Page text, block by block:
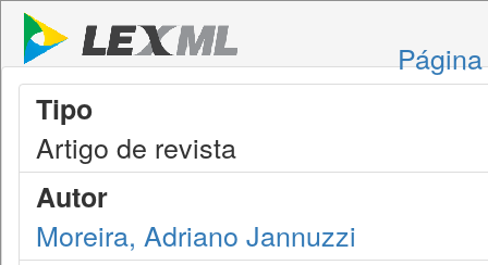
Tipo
Artigo de revista
Autor
Moreira, Adriano Jannuzzi